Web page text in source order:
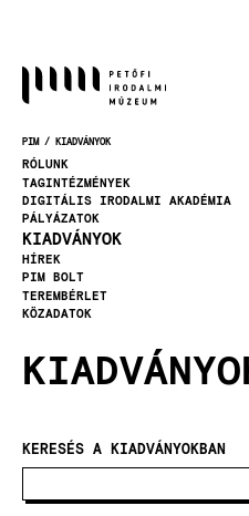
MORZSA
PIM KIADVÁNYOK
RÓLUNK
TAGINTÉZMÉNYEK
DIGITÁLIS IRODALMI AKADÉMIA
PÁLYÁZATOK
KIADVÁNYOK
HÍREK
PIM BOLT
TEREMBÉRLET
KÖZADATOK
KERESÉS A KIADVÁNYOKBAN